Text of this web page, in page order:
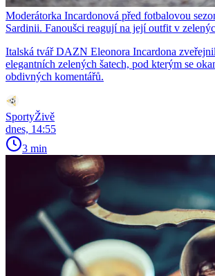
Moderátorka Incardonová před fotbalovou
Sardinii. Fanoušci reagují na její outfit v
Italská tvář DAZN Eleonora Incardona
elegantních zelených šatech, pod kterým se
obdivných komentářů.
SportyŽivě
dnes, 14:55
3 min